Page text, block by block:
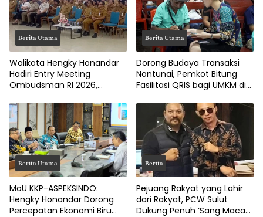
Berita Utama
Walikota Hengky Honandar
Hadiri Entry Meeting
Ombudsman RI 2026,
Layanan Publik Bitung Prima
Berita Utama
Dorong Budaya Transaksi
Nontunai, Pemkot Bitung
Fasilitasi QRIS bagi UMKM di
Berita Utama
MoU KKP-ASPEKSINDO:
Hengky Honandar Dorong
Percepatan Ekonomi Biru
Berita
Pejuang Rakyat yang Lahir
dari Rakyat, PCW Sulut
Dukung Penuh ‘Sang Macan